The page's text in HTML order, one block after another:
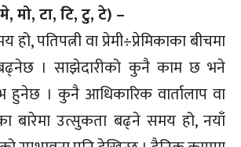
मो, टा, टि, टु, टे) –
हो, पतिपत्नी वा प्रेमी÷प्रेमिकाका बीचमा
। साझेदारीको कुनै काम छ भने
हुनेछ । कुनै आधिकारिक वार्तालाप वा
बारेमा उत्सुकता बढ्ने समय हो, नयाँ